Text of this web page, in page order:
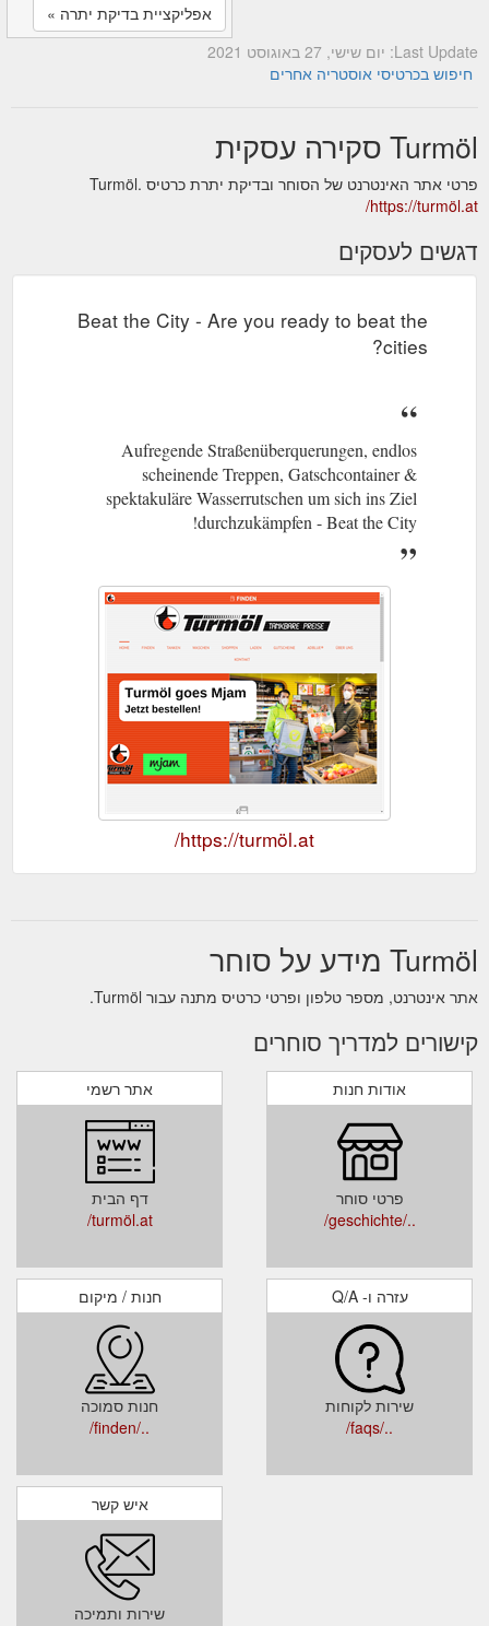
אפליקציית בדיקת יתרה »
Last Update: יום שישי, 27 באוגוסט 2021
חיפוש בכרטיסי אוסטריה אחרים
Turmöl סקירה עסקית
פרטי אתר האינטרנט של הסוחר ובדיקת יתרת כרטיס Turmöl.
https://turmöl.at/
דגשים לעסקים
Beat the City - Are you ready to beat the
cities?
Aufregende Straßenüberquerungen, endlos
scheinende Treppen, Gatschcontainer &
spektakuläre Wasserrutschen um sich ins Ziel
durchzukämpfen - Beat the City!
https://turmöl.at/
Turmöl מידע על סוחר
אתר אינטרנט, מספר טלפון ופרטי כרטיס מתנה עבור Turmöl.
קישורים למדריך סוחרים
אתר רשמי
דף הבית
turmöl.at/
אודות חנות
פרטי סוחר
../geschichte/
חנות / מיקום
חנות סמוכה
../finden/
עזרה ו- Q/A
שירות לקוחות
../faqs/
איש קשר
שירות ותמיכה